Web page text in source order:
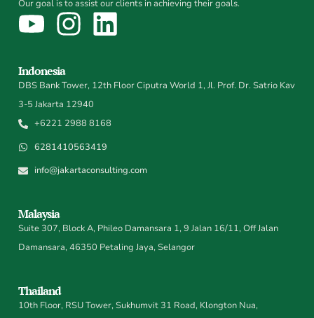
Our goal is to assist our clients in achieving their goals.
Indonesia
DBS Bank Tower, 12th Floor Ciputra World 1, Jl. Prof. Dr. Satrio Kav
3-5 Jakarta 12940
+6221 2988 8168
6281410563419
info@jakartaconsulting.com
Malaysia
Suite 307, Block A, Phileo Damansara 1, 9 Jalan 16/11, Off Jalan
Damansara, 46350 Petaling Jaya, Selangor
Thailand
10th Floor, RSU Tower, Sukhumvit 31 Road, Klongton Nua,